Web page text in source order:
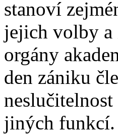
stanoví
jejich volby a
orgány
den zániku
jiných funkcí.